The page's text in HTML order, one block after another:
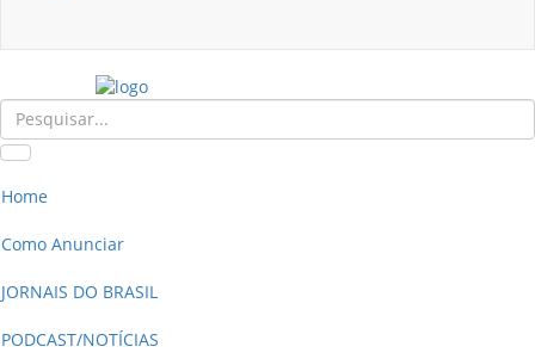
Home
Como Anunciar
JORNAIS DO BRASIL
PODCAST/NOTÍCIAS